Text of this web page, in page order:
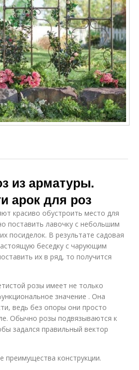
из арматуры.
арок для роз
красиво обустроить место для
поставить лавочку с небольшим
посиделок. В результате садовая
беседку с чарующим
их в ряд, то получится
розы имеет не только
значение . Она
ведь без опоры они просто
Обычно розы подвязываются к
задался правильный вектор
преимущества конструкции.